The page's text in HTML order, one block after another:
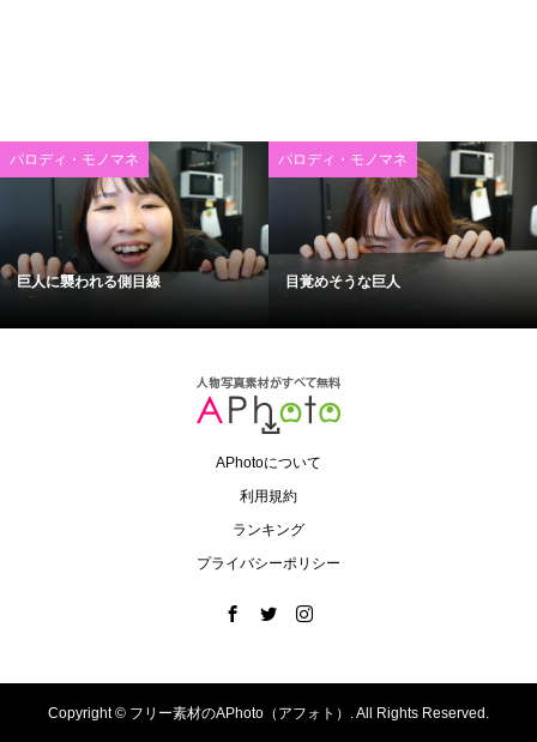
パロディ・モノマネ
巨人に襲われる側目線
パロディ・モノマネ
目覚めそうな巨人
APhotoについて
利用規約
ランキング
プライバシーポリシー
Copyright © フリー素材のAPhoto（アフォト）. All Rights Reserved.